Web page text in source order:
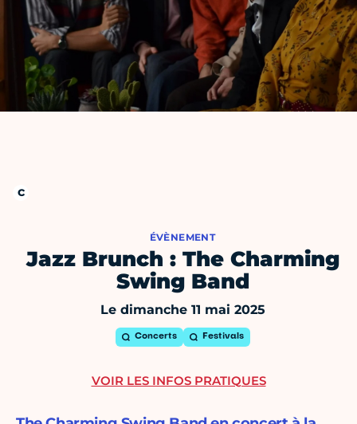
ÉVÈNEMENT
Jazz Brunch : The Charming
Swing Band
Le dimanche 11 mai 2025
Concerts Festivals
VOIR LES INFOS PRATIQUES